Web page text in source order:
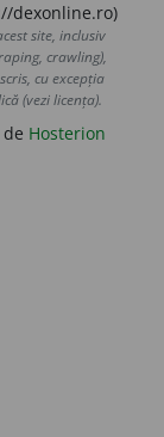
dexonline.ro)
site, inclusiv
crawling),
cu excepția
(vezi licența).
Hosterion